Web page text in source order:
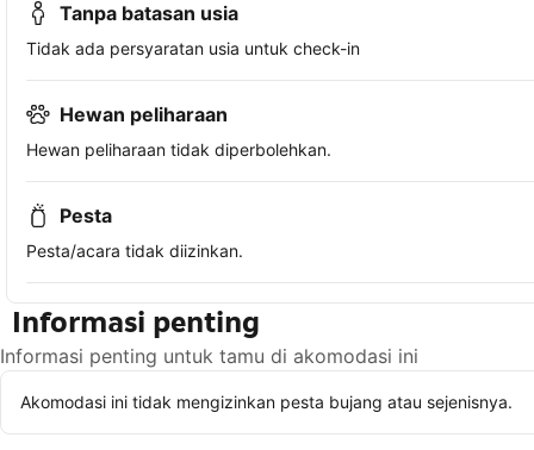
Tanpa batasan usia
Tidak ada persyaratan usia untuk check-in
Hewan peliharaan
Hewan peliharaan tidak diperbolehkan.
Pesta
Pesta/acara tidak diizinkan.
Informasi penting
Informasi penting untuk tamu di akomodasi ini
Akomodasi ini tidak mengizinkan pesta bujang atau sejenisnya.